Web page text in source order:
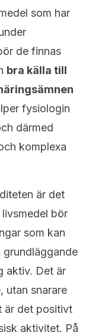
som har
de finnas
bra källa till
fysiologin
därmed
komplexa
är det
bör
som kan
grundläggande
aktiv. Det är
utan snarare
är det positivt
aktivitet. På